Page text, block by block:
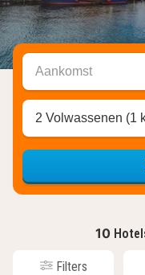
Aankomst
2 Volwassenen (1
10
Filters